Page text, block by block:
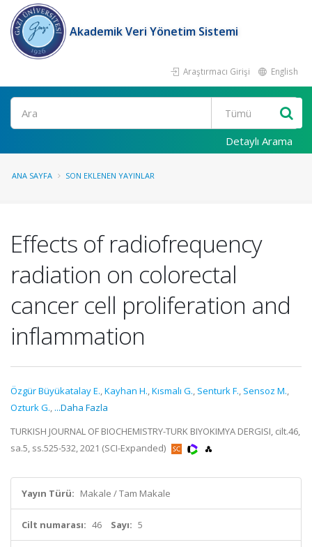
Akademik Veri Yönetim Sistemi
Araştırmacı Girişi English
Ara
Detaylı Arama
ANA SAYFA SON EKLENEN YAYINLAR
Effects of radiofrequency
radiation on colorectal
cancer cell proliferation and
inflammation
Özgür Büyükatalay E.,Kayhan H.,Kısmalı G., Senturk F., Sensoz M.,
Ozturk G., ...Daha Fazla
TURKISH JOURNAL OF BIOCHEMISTRY-TURK BIYOKIMYA DERGISI, cilt.46,
sa.5, ss.525-532, 2021 (SCI-Expanded)
Yayın Türü: Makale / Tam Makale
Cilt numarası: 46 Sayı: 5